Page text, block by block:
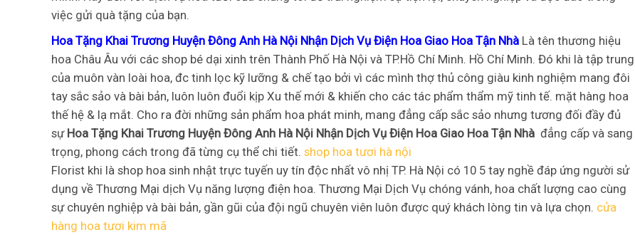
việc gửi quà tặng của bạn.
Hoa Tặng Khai Trương Huyện Đông Anh Hà Nội Nhận Dịch Vụ Điện Hoa Giao Hoa Tận Nhà Là tên thương hiệu
hoa Châu Âu với các shop bé dại xinh trên Thành Phố Hà Nội và TP.Hồ Chí Minh. Hồ Chí Minh. Đó khi là tập trung
của muôn vàn loài hoa, đc tinh lọc kỹ lưỡng & chế tạo bởi vì các mình thợ thủ công giàu kinh nghiệm mang đôi
tay sắc sảo và bài bản, luôn luôn đuổi kịp Xu thế mới & khiến cho các tác phẩm thẩm mỹ tinh tế. mặt hàng hoa
thế hệ & lạ mắt. Cho ra đời những sản phẩm hoa phát minh, mang đẳng cấp sắc sảo nhưng tương đối đầy đủ
sự Hoa Tặng Khai Trương Huyện Đông Anh Hà Nội Nhận Dịch Vụ Điện Hoa Giao Hoa Tận Nhà đẳng cấp và sang
trọng, phong cách trong đã từng cụ thể chi tiết. shop hoa tươi hà nội
Florist khi là shop hoa sinh nhật trực tuyến uy tín độc nhất vô nhị TP. Hà Nội có 10 5 tay nghề đáp ứng người sử
dụng về Thương Mại dịch Vụ năng lượng điện hoa. Thương Mại Dịch Vụ chóng vánh, hoa chất lượng cao cùng
sự chuyên nghiệp và bài bản, gần gũi của đội ngũ chuyên viên luôn được quý khách lòng tin và lựa chọn. cửa
hàng hoa tươi kim mã